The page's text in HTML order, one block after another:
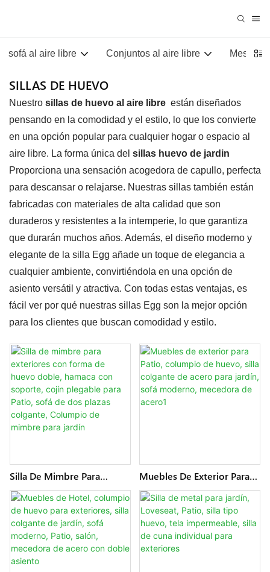
sofá al aire libre Conjuntos al aire libre Mesas
SILLAS DE HUEVO
Nuestro sillas de huevo al aire libre están diseñados
pensando en la comodidad y el estilo, lo que los convierte
en una opción popular para cualquier hogar o espacio al
aire libre. La forma única del sillas huevo de jardin
Proporciona una sensación acogedora de capullo, perfecta
para descansar o relajarse. Nuestras sillas también están
fabricadas con materiales de alta calidad que son
duraderos y resistentes a la intemperie, lo que garantiza
que durarán muchos años. Además, el diseño moderno y
elegante de la silla Egg añade un toque de elegancia a
cualquier ambiente, convirtiéndola en una opción de
asiento versátil y atractiva. Con todas estas ventajas, es
fácil ver por qué nuestras sillas Egg son la mejor opción
para los clientes que buscan comodidad y estilo.
Silla De Mimbre Para
Exteriores Con Forma De
Huevo Doble, Hamaca Con
Soporte, Cojín Plegable
Para Patio, Sofá De Dos
Plazas Colgante, Columpio
De Mimbre Para Jardín
Muebles De Exterior Para
Patio, Columpio De Huevo,
Silla Colgante De Acero
Para Jardín, Sofá Moderno,
Mecedora De Acero1